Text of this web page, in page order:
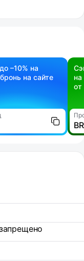
–10% на
на сайте
на